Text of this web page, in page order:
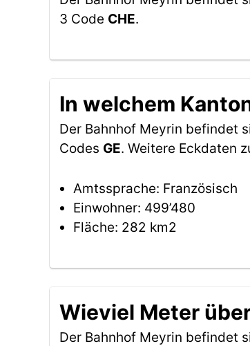
3 Code CHE.
In welchem
Der Bahnhof Meyrin befindet
Codes GE. Weitere Eckdaten
Amtssprache: Französisch
Einwohner: 499’480
Fläche: 282 km2
Wieviel Meter
Der Bahnhof Meyrin befindet